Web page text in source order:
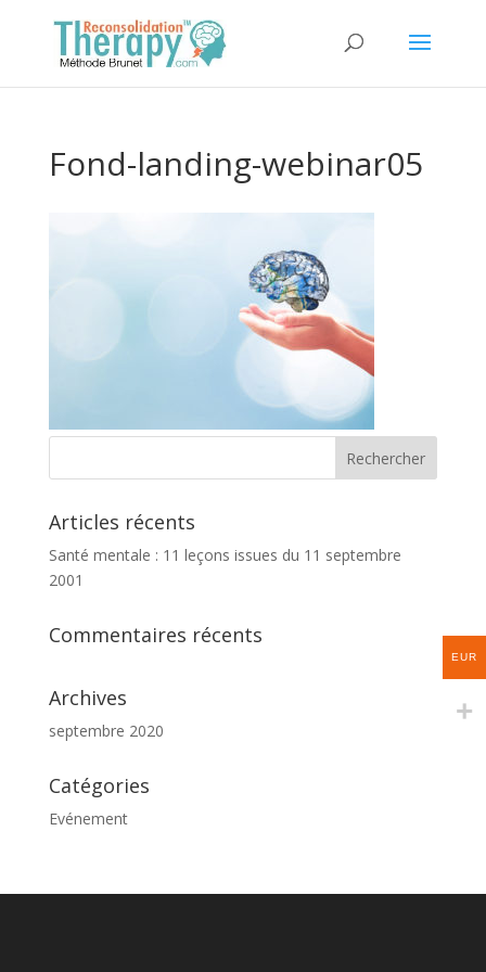
Fond-landing-webinar05
Articles récents
Santé mentale : 11 leçons issues du 11 septembre
2001
Commentaires récents
Archives
septembre 2020
Catégories
Evénement
EUR